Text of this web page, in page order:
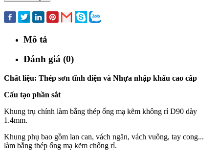
Mô tả
Đánh giá (0)
Chất liệu: Thép sơn tĩnh điện và Nhựa nhập khẩu cao cấp
Cấu tạo phần sắt
Khung trụ chính làm bằng thép ống mạ kẽm không rỉ D90 dày
1.4mm.
Khung phụ bao gồm lan can, vách ngăn, vách vuông, tay cong...
làm bằng thép ống mạ kẽm chống rỉ.